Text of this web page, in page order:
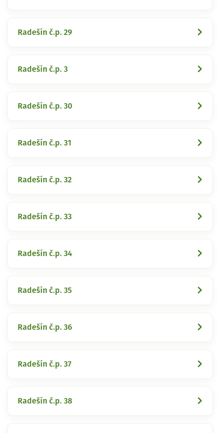
Radešín č.p. 29
Radešín č.p. 3
Radešín č.p. 30
Radešín č.p. 31
Radešín č.p. 32
Radešín č.p. 33
Radešín č.p. 34
Radešín č.p. 35
Radešín č.p. 36
Radešín č.p. 37
Radešín č.p. 38